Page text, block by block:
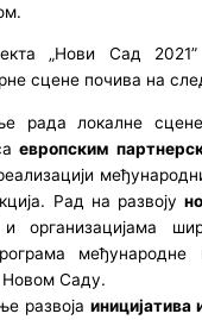
„Нови Сад
сцене почива на
рада локалне
европским
Рад на развоју
организацијама
Новом Саду.
развоја иницијатива